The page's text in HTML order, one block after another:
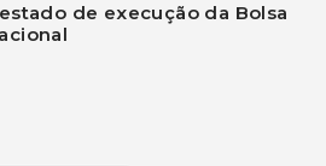
de execução da Bolsa